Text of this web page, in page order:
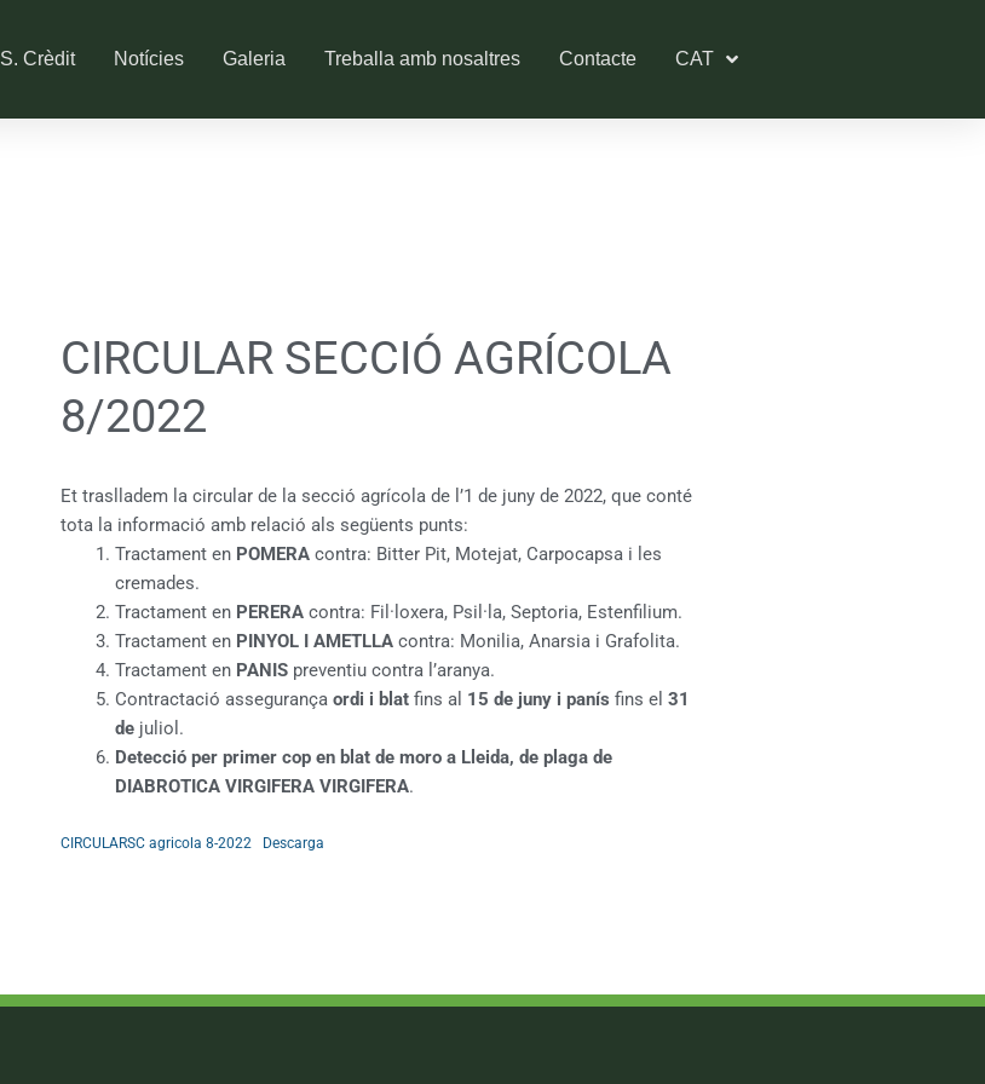
S. Crèdit Notícies Galeria Treballa amb nosaltres Contacte CAT
CIRCULAR SECCIÓ AGRÍCOLA
8/2022
Et traslladem la circular de la secció agrícola de l’1 de juny de 2022, que conté
tota la informació amb relació als següents punts:
Tractament en POMERA contra: Bitter Pit, Motejat, Carpocapsa i les
cremades.
Tractament en PERERA contra: Fil·loxera, Psil·la, Septoria, Estenfilium.
Tractament en PINYOL I AMETLLA contra: Monilia, Anarsia i Grafolita.
Tractament en PANIS preventiu contra l’aranya.
Contractació assegurança ordi i blat fins al 15 de juny i panís fins el 31
de juliol.
Detecció per primer cop en blat de moro a Lleida, de plaga de
DIABROTICA VIRGIFERA VIRGIFERA.
CIRCULARSC agricola 8-2022 Descarga